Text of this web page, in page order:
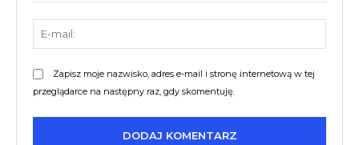
Zapisz moje nazwisko, adres e-mail i stronę internetową w tej
przeglądarce na następny raz, gdy skomentuję.